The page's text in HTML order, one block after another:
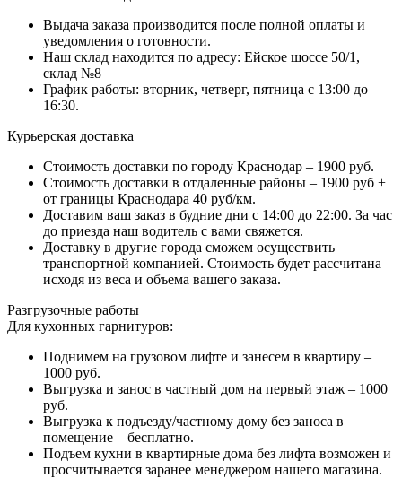
Выдача заказа производится после полной оплаты и
уведомления о готовности.
Наш склад находится по адресу: Ейское шоссе 50/1,
склад №8
График работы: вторник, четверг, пятница с 13:00 до
16:30.
Курьерская доставка
Стоимость доставки по городу Краснодар – 1900 руб.
Стоимость доставки в отдаленные районы – 1900 руб +
от границы Краснодара 40 руб/км.
Доставим ваш заказ в будние дни с 14:00 до 22:00. За час
до приезда наш водитель с вами свяжется.
Доставку в другие города сможем осуществить
транспортной компанией. Стоимость будет рассчитана
исходя из веса и объема вашего заказа.
Разгрузочные работы
Для кухонных гарнитуров:
Поднимем на грузовом лифте и занесем в квартиру –
1000 руб.
Выгрузка и занос в частный дом на первый этаж – 1000
руб.
Выгрузка к подъезду/частному дому без заноса в
помещение – бесплатно.
Подъем кухни в квартирные дома без лифта возможен и
просчитывается заранее менеджером нашего магазина.